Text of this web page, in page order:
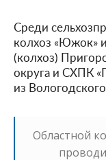
Среди
колхоз «Южок»
(колхоз)
округа и СХПК
из
Областной